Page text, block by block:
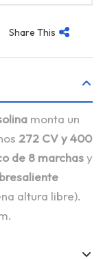
Share This
monta un
272 CV y 400
de 8 marchasy
altura libre).